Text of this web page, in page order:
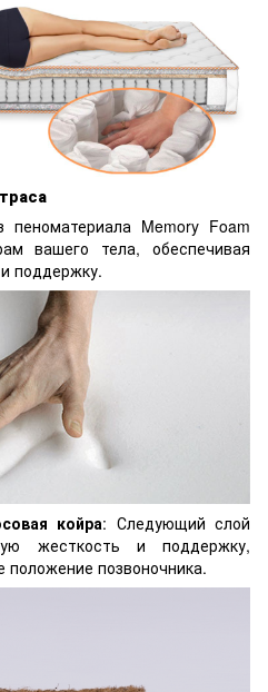
пеноматериала Memory Foam
вашего тела, обеспечивая
поддержку.
койра: Следующий слой
жесткость и поддержку,
положение позвоночника.